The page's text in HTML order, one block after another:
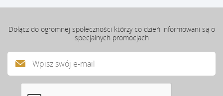
Dołącz do ogromnej społeczności którzy co dzień informowani są o
specjalnych promocjach